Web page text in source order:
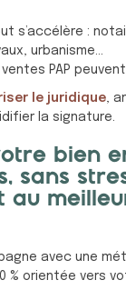
s’accélère :
urbanisme…
PAP
le juridique ,
la signature.
bien
sans
au
avec une
% orientée vers